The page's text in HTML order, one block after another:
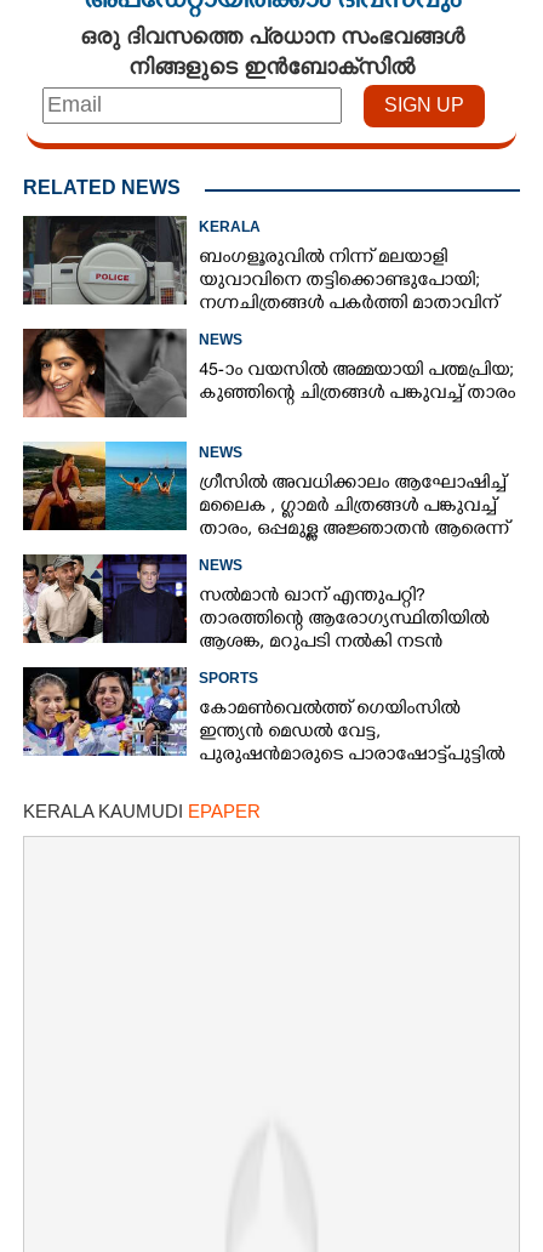
ഒരു ദിവസത്തെ പ്രധാന സംഭവങ്ങൾ
നിങ്ങളുടെ ഇൻബോക്സിൽ
RELATED NEWS
KERALA
ബംഗളൂരുവിൽ നിന്ന് മലയാളി
യുവാവിനെ തട്ടിക്കൊണ്ടുപോയി;
നഗ്നചിത്രങ്ങൾ പകർത്തി മാതാവിന്
NEWS
45-ാം വയസിൽ അമ്മയായി പത്മപ്രിയ;
കുഞ്ഞിന്റെ ചിത്രങ്ങൾ പങ്കുവച്ച് താരം
NEWS
ഗ്രീസിൽ അവധിക്കാലം ആഘോഷിച്ച്
മലൈക ,​ ഗ്ലാമർ ചിത്രങ്ങൾ പങ്കുവച്ച്
താരം,​ ഒപ്പമുള്ള അജ്ഞാതൻ ആരെന്ന്
NEWS
സൽമാൻ ഖാന് എന്തുപറ്റി?
താരത്തിന്റെ ആരോഗ്യസ്ഥിതിയിൽ
ആശങ്ക, മറുപടി നൽകി നടൻ
SPORTS
കോമൺവെൽത്ത് ഗെയിംസിൽ
ഇന്ത്യൻ മെഡൽ വേട്ട,​
പുരുഷൻമാരുടെ പാരാഷോട്ട്പുട്ടിൽ
ഇരട്ടസ്വർണവും വെള്ളിയും
KERALA KAUMUDI EPAPER